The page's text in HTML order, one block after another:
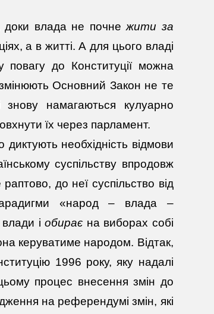
доки влада не почнежити за
а в житті. А для цього владі
до Конституції можна
Основний Закон не те
намагаються кулуарно
їх через парламент.
диктують необхідність відмови
суспільству впродовж
до неї суспільство від
«народ – влада –
іобирає на виборах собі
керуватиме народом. Відтак,
1996 року, яку надалі
процес внесення змін до
на референдумі змін, які